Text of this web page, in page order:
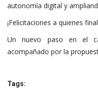
autonomía digital y
¡Felicitaciones a quienes
Un nuevo paso en el
acompañado por la
Tags: